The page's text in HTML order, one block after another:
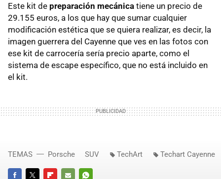
Este kit de preparación mecánica tiene un precio de
29.155 euros, a los que hay que sumar cualquier
modificación estética que se quiera realizar, es decir, la
imagen guerrera del Cayenne que ves en las fotos con
ese kit de carrocería sería precio aparte, como el
sistema de escape específico, que no está incluido en
el kit.
TEMAS Porsche SUV TechArt Techart Cayenne